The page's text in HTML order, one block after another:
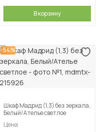
В корзину
-54%
Шкаф Мадрид (1,3) без зеркала,
Белый/Ателье светлое
Цена